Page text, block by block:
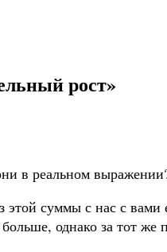
рост»
в реальном
этой суммы с нас с
однако за тот